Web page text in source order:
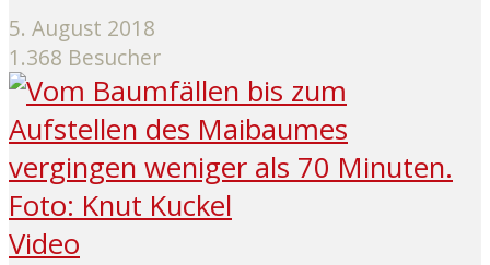
5. August 2018
1.368 Besucher
Video